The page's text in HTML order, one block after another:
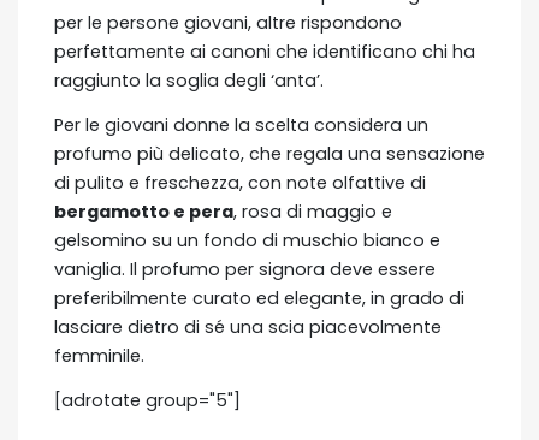
per le persone giovani, altre rispondono
perfettamente ai canoni che identificano chi ha
raggiunto la soglia degli ‘anta’.
Per le giovani donne la scelta considera un
profumo più delicato, che regala una sensazione
di pulito e freschezza, con note olfattive di
bergamotto e pera, rosa di maggio e
gelsomino su un fondo di muschio bianco e
vaniglia. Il profumo per signora deve essere
preferibilmente curato ed elegante, in grado di
lasciare dietro di sé una scia piacevolmente
femminile.
[adrotate group="5"]